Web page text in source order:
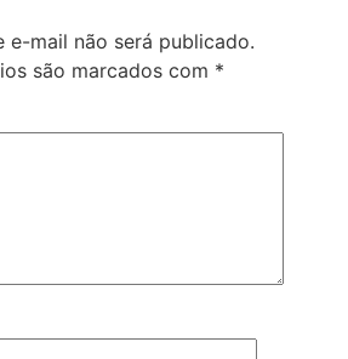
e-mail não será publicado.
são marcados com *